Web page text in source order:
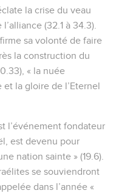
la crise du veau
(32.1 à 34.3).
sa volonté de faire
la construction du
« la nuée
la gloire de l’Eternel
l’événement fondateur
est devenu pour
nation sainte » (19.6).
se souviendront
dans l’année «